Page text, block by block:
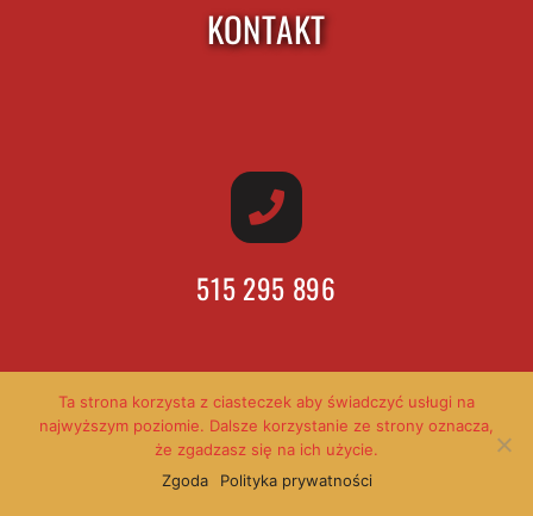
KONTAKT
515 295 896
Ta strona korzysta z ciasteczek aby świadczyć usługi na
najwyższym poziomie. Dalsze korzystanie ze strony oznacza,
że zgadzasz się na ich użycie.
Zgoda
Polityka prywatności